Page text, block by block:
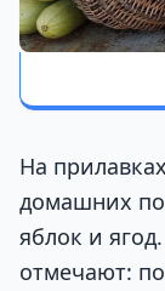
На
домашних
яблок и
отмечают: